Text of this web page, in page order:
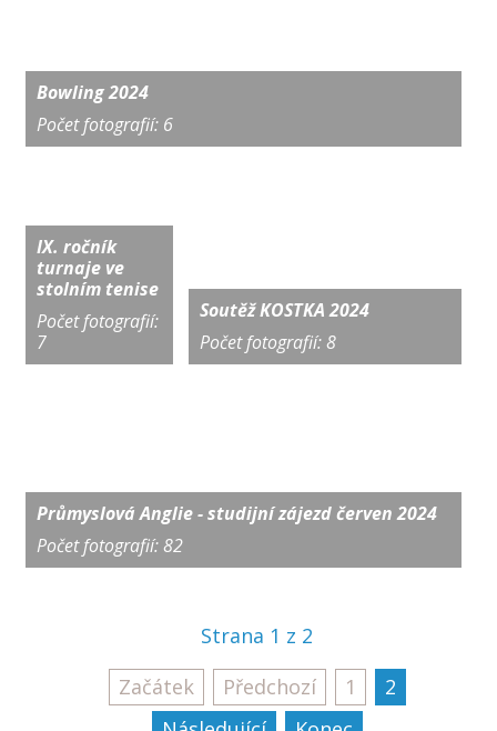
Bowling 2024
Počet fotografií: 6
IX. ročník
turnaje ve
stolním tenise
Počet fotografií:
7
Soutěž KOSTKA 2024
Počet fotografií: 8
Průmyslová Anglie - studijní zájezd červen 2024
Počet fotografií: 82
Strana 1 z 2
Začátek
Předchozí 1
2